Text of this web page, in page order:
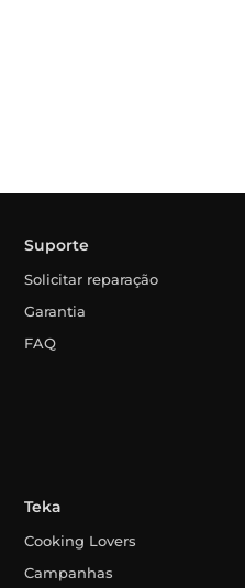
Suporte
Solicitar reparação
Garantia
FAQ
Teka
Cooking Lovers
Campanhas